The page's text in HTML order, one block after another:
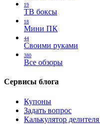
19
ТВ боксы
18
Мини ПК
44
Своими руками
380
Все обзоры
Сервисы блога
Купоны
Задать вопрос
Калькулятор